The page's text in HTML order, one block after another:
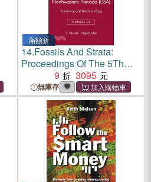
滿額折
14.Fossils And Strata:
Proceedings Of The 5Th
International Brachiopod
Conference - Number 52
Northwestern Nevada (Usa):
Taxonomy And
9 3095
無庫存